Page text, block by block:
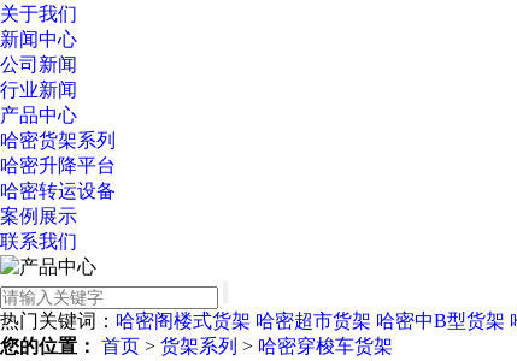
关于我们
新闻中心
公司新闻
行业新闻
产品中心
哈密货架系列
哈密升降平台
哈密转运设备
案例展示
联系我们
热门关键词： 哈密阁楼式货架 哈密超市货架 哈密中B型货架
您的位置： 首页 > 货架系列 > 哈密穿梭车货架